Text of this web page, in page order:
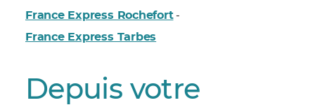
France Express Rochefort-
France Express Tarbes
Depuis votre